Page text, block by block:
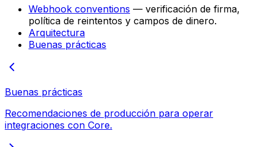
Webhook conventions — verificación de firma,
política de reintentos y campos de dinero.
Arquitectura
Buenas prácticas
Buenas prácticas
Recomendaciones de producción para operar
integraciones con Core.